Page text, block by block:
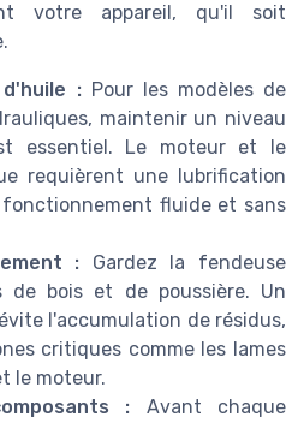
votre appareil, qu'il soit
: Pour les modèles de
maintenir un niveau
essentiel. Le moteur et le
requièrent une lubrification
fonctionnement fluide et sans
: Gardez la fendeuse
de bois et de poussière. Un
l'accumulation de résidus,
critiques comme les lames
le moteur.
: Avant chaque